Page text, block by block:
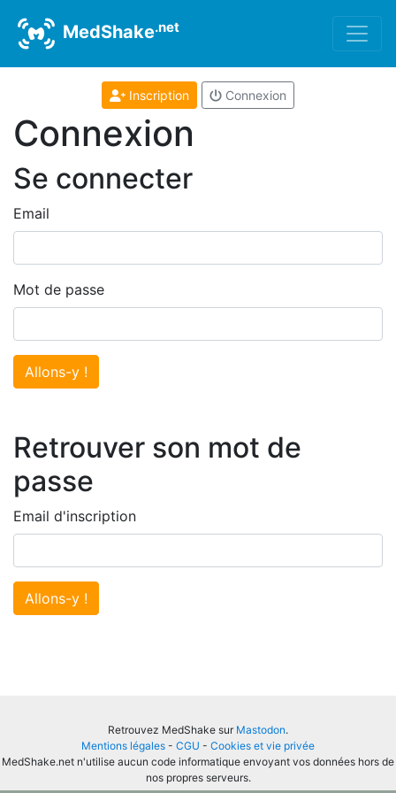
MedShake.net
Inscription Connexion
Connexion
Se connecter
Email
Mot de passe
Allons-y !
Retrouver son mot de
passe
Email d'inscription
Allons-y !
Retrouvez MedShake sur Mastodon.
Mentions légales - CGU - Cookies et vie privée
MedShake.net n'utilise aucun code informatique envoyant vos données hors de
nos propres serveurs.